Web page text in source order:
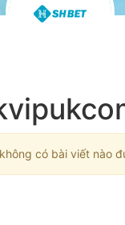
có bài viết nào